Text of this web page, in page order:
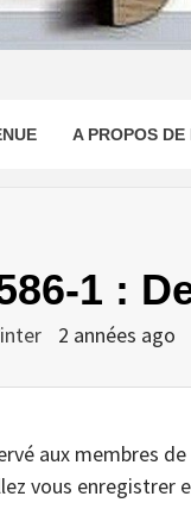
A PROPOS DE
1 :
2 années ago
aux membres
vous enregistrer